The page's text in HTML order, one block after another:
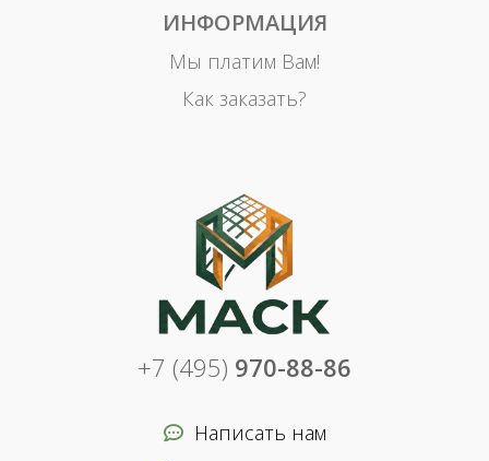
ИНФОРМАЦИЯ
Мы платим Вам!
Как заказать?
+7 (495) 970-88-86
Написать нам